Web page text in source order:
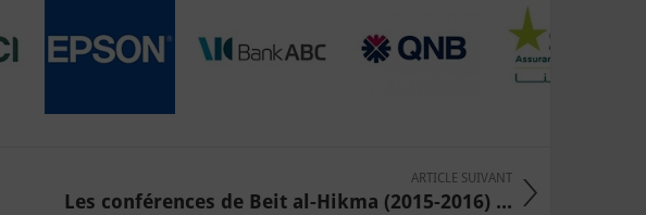
ARTICLE SUIVANT
Les conférences de Beit al-Hikma (2015-2016) ...